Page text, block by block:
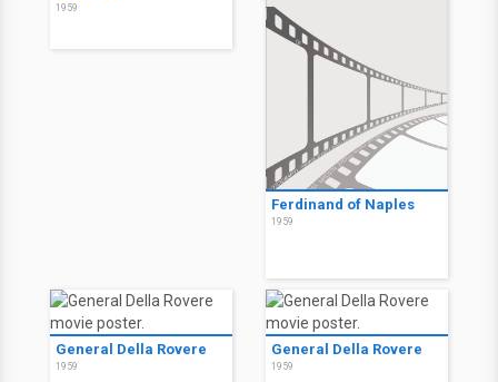
1959
Ferdinand of Naples
1959
General Della Rovere
1959
General Della Rovere
1959